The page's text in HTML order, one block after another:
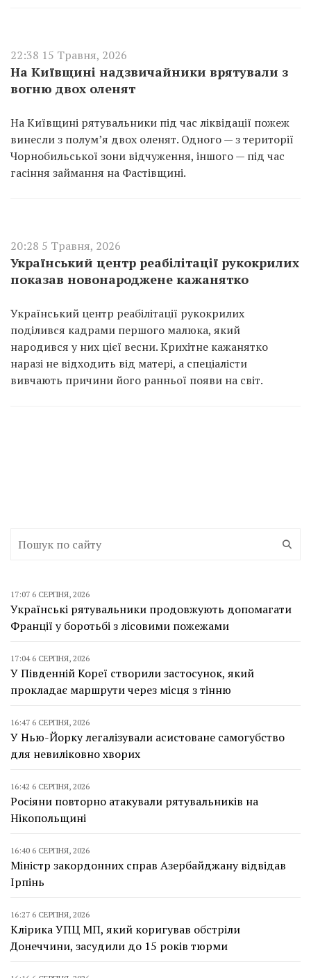
22:38 15 Травня, 2026
На Київщині надзвичайники врятували з
вогню двох оленят
На Київщині рятувальники під час ліквідації пожеж
винесли з полум’я двох оленят. Одного — з території
Чорнобильської зони відчуження, іншого — під час
гасіння займання на Фастівщині.
20:28 5 Травня, 2026
Український центр реабілітації рукокрилих
показав новонароджене кажанятко
Український центр реабілітації рукокрилих
поділився кадрами першого малюка, який
народився у них цієї весни. Крихітне кажанятко
наразі не відходить від матері, а спеціалісти
вивчають причини його ранньої появи на світ.
17:07 6 СЕРПНЯ, 2026
Українські рятувальники продовжують допомагати
Франції у боротьбі з лісовими пожежами
17:04 6 СЕРПНЯ, 2026
У Південній Кореї створили застосунок, який
прокладає маршрути через місця з тінню
16:47 6 СЕРПНЯ, 2026
У Нью-Йорку легалізували асистоване самогубство
для невиліковно хворих
16:42 6 СЕРПНЯ, 2026
Росіяни повторно атакували рятувальників на
Нікопольщині
16:40 6 СЕРПНЯ, 2026
Міністр закордонних справ Азербайджану відвідав
Ірпінь
16:27 6 СЕРПНЯ, 2026
Клірика УПЦ МП, який коригував обстріли
Донеччини, засудили до 15 років тюрми